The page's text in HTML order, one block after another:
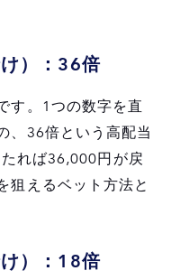
）：36倍
す。1つの数字を直
、36倍という高配当
れば36,000円が戻
狙えるベット方法と
）：18倍